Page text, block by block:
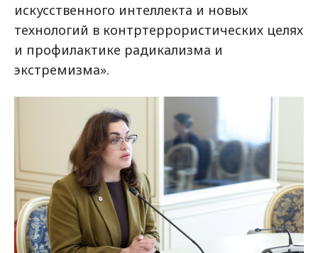
искусственного интеллекта и новых
технологий в контртеррористических целях
и профилактике радикализма и
экстремизма».